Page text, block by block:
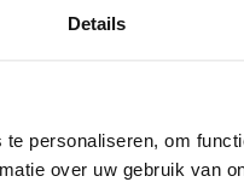
Details
personaliseren, om
over uw gebruik van